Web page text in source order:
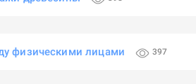
физическими лицами 397